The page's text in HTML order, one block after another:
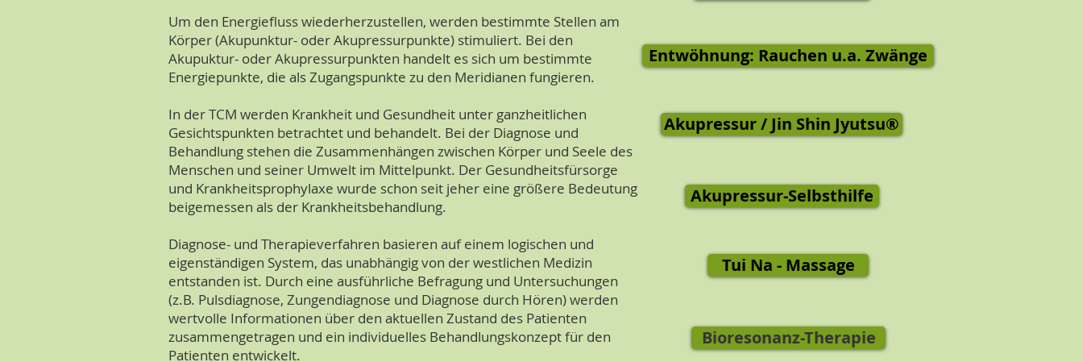
Um den Energiefluss wiederherzustellen, werden bestimmte Stellen am
Körper (Akupunktur- oder Akupressurpunkte) stimuliert. Bei den
Akupuktur- oder Akupressurpunkten handelt es sich um bestimmte
Energiepunkte, die als Zugangspunkte zu den Meridianen fungieren.
In der TCM werden Krankheit und Gesundheit unter ganzheitlichen
Gesichtspunkten betrachtet und behandelt. Bei der Diagnose und
Behandlung stehen die Zusammenhängen zwischen Körper und Seele des
Menschen und seiner Umwelt im Mittelpunkt. Der Gesundheitsfürsorge
und Krankheitsprophylaxe wurde schon seit jeher eine größere Bedeutung
beigemessen als der Krankheitsbehandlung.
Diagnose- und Therapieverfahren basieren auf einem logischen und
eigenständigen System, das unabhängig von der westlichen Medizin
entstanden ist. Durch eine ausführliche Befragung und Untersuchungen
(z.B. Pulsdiagnose, Zungendiagnose und Diagnose durch Hören) werden
wertvolle Informationen über den aktuellen Zustand des Patienten
zusammengetragen und ein individuelles Behandlungskonzept für den
Patienten entwickelt.
Entwöhnung: Rauchen u.a. Zwänge
Akupressur / Jin Shin Jyutsu®
Akupressur-Selbsthilfe
Tui Na - Massage
Bioresonanz-Therapie